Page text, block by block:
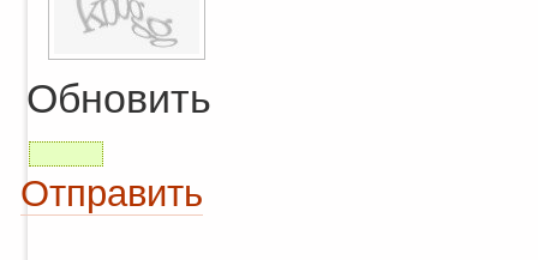
Обновить
Отправить